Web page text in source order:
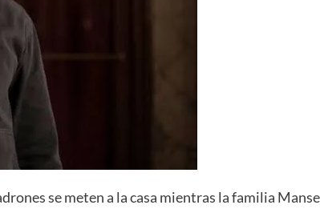
se meten a la casa mientras la familia